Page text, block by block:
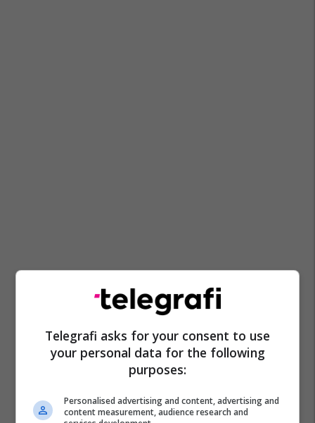
Telegrafi asks for your consent to use
your personal data for the following
purposes:
Personalised advertising and content, advertising and
content measurement, audience research and